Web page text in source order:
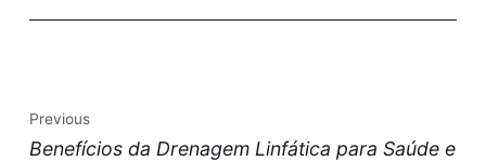
Previous
Benefícios da Drenagem Linfática para Saúde e